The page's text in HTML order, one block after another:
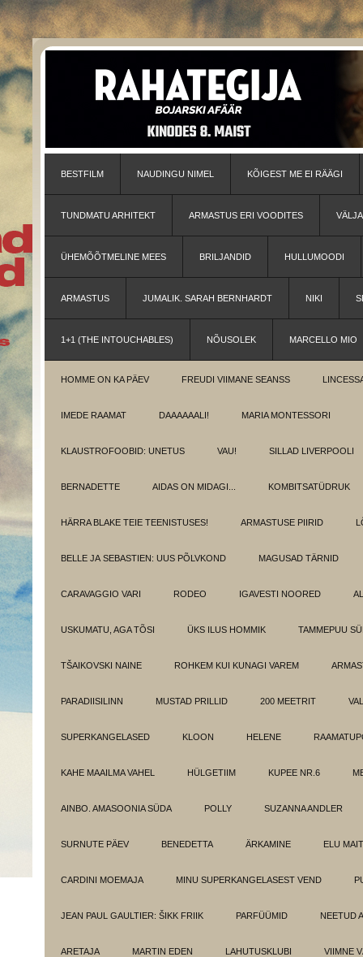
BESTFILM NAUDINGU NIMEL KÕIGEST ME EI RÄÄGI
TUNDMATU ARHITEKT ARMASTUS ERI VOODITES
ÜHEMÕÕTMELINE MEES BRILJANDID HULLUMOODI
ARMASTUS JUMALIK. SARAH BERNHARDT NIKI
1+1 (THE INTOUCHABLES) NÕUSOLEK MARCELLO MIO
HOMME ON KA PÄEV FREUDI VIIMANE SEANSS
IMEDE RAAMAT DAAAAAALI! MARIA MONTESSORI
KLAUSTROFOOBID: UNETUS VAU! SILLAD LIVERPOOLI
BERNADETTE AIDAS ON MIDAGI... KOMBITSATÜDRUK
HÄRRA BLAKE TEIE TEENISTUSES! ARMASTUSE PIIRID
BELLE JA SEBASTIEN: UUS PÕLVKOND MAGUSAD TÄRNID
CARAVAGGIO VARI RODEO IGAVESTI NOORED
USKUMATU, AGA TÕSI ÜKS ILUS HOMMIK TAMMEPUU
TŠAIKOVSKI NAINE ROHKEM KUI KUNAGI VAREM
PARADIISILINN MUSTAD PRILLID 200 MEETRIT
SUPERKANGELASED KLOON HELENE
KAHE MAAILMA VAHEL HÜLGETIIM KUPEE NR.6
AINBO. AMASOONIA SÜDA POLLY SUZANNA ANDLER
SURNUTE PÄEV BENEDETTA ÄRKAMINE ELU
CARDINI MOEMAJA MINU SUPERKANGELASEST VEND
JEAN PAUL GAULTIER: ŠIKK FRIIK PARFÜÜMID NEETUD
ARETAJA MARTIN EDEN LAHUTUSKLUBI VIIMNE